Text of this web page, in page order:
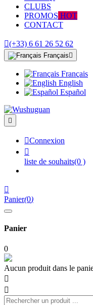
CLUBS
PROMOS HOT
CONTACT
(+33) 6 61 26 52 62
Français 
Français
English
Español

Connexion

liste de souhaits(0 )

Panier(0)
Panier
0
Aucun produit dans le

